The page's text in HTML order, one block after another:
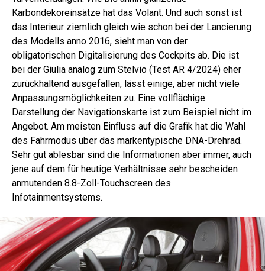
Karbondekoreinsätze hat das Volant. Und auch sonst ist
das Interieur ziemlich gleich wie schon bei der Lancierung
des Modells anno 2016, sieht man von der
obligatorischen Digitalisierung des Cockpits ab. Die ist
bei der Giulia analog zum Stelvio (Test AR 4/2024) eher
zurückhaltend ausgefallen, lässt einige, aber nicht viele
Anpassungsmöglichkeiten zu. Eine vollflächige
Darstellung der Navigationskarte ist zum Beispiel nicht im
Angebot. Am meisten Einfluss auf die Grafik hat die Wahl
des Fahrmodus über das markentypische DNA-Drehrad.
Sehr gut ablesbar sind die Informationen aber immer, auch
jene auf dem für heutige Verhältnisse sehr bescheiden
anmutenden 8.8-Zoll-Touchscreen des
Infotainmentsystems.